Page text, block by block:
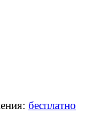
бесплатно